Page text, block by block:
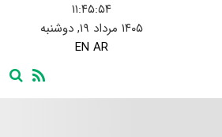
۱۱:۴۵:۵۵
۱۴۰۵ مرداد ۱۹, دوشنبه
EN AR